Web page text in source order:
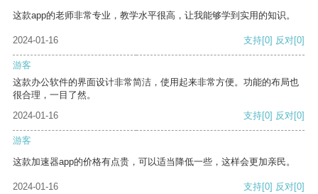
这款app的老师非常专业，教学水平很高，让我能够学到实用的知识。
2024-01-16 支持[0] 反对[0]
游客
这款办公软件的界面设计非常简洁，使用起来非常方便。功能的布局也
很合理，一目了然。
2024-01-16
支持[0] 反对[0]
游客
这款加速器app的价格有点贵，可以适当降低一些，这样会更加亲民。
2024-01-16 支持[0] 反对[0]